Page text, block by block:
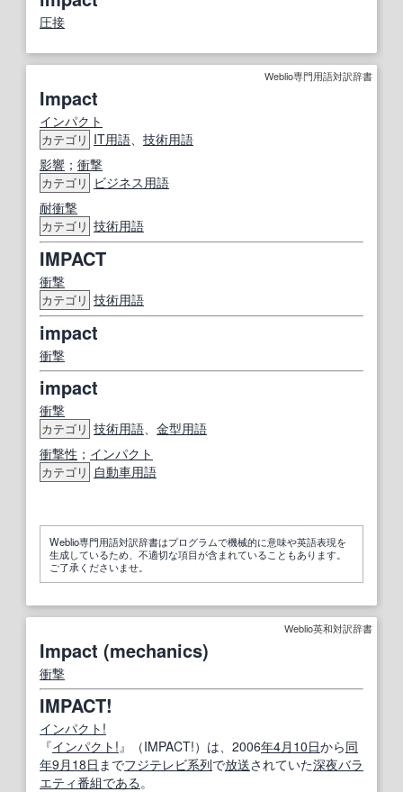
圧接
Weblio専門用語対訳辞書
Impact
インパクト
カテゴリ IT用語、 技術用語
影響 ； 衝撃
カテゴリ
ビジネス用語
耐衝撃
カテゴリ 技術用語
IMPACT
衝撃
カテゴリ 技術用語
impact
衝撃
impact
衝撃
カテゴリ 技術用語、 金型用語
衝撃性 ； インパクト
カテゴリ 自動車用語
Weblio専門用語対訳辞書はプログラムで機械的に意味や英語表現を
生成しているため、不適切な項目が含まれていることもあります。
ご了承くださいませ。
Weblio英和対訳辞書
Impact (mechanics)
衝撃
IMPACT!
インパクト!
『インパクト!』（IMPACT!）は、2006年4月 10日から同
年9月 18日 までフジテレビ系列で放送されていた深夜バラ
エティ番組である。